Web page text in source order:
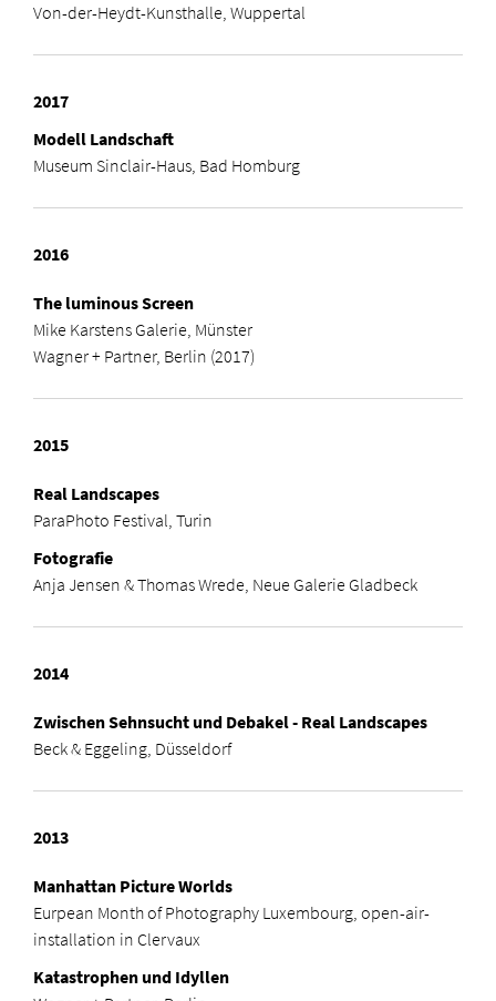
Von-der-Heydt-Kunsthalle, Wuppertal
2017
Modell Landschaft
Museum Sinclair-Haus, Bad Homburg
2016
The luminous Screen
Mike Karstens Galerie, Münster
Wagner + Partner, Berlin (2017)
2015
Real Landscapes
ParaPhoto Festival, Turin
Fotografie
Anja Jensen & Thomas Wrede, Neue Galerie Gladbeck
2014
Zwischen Sehnsucht und Debakel -Real Landscapes
Beck & Eggeling, Düsseldorf
2013
Manhattan Picture Worlds
Eurpean Month of Photography Luxembourg, open-air-
installation in Clervaux
Katastrophen und Idyllen